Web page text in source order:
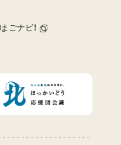
まごナビ！